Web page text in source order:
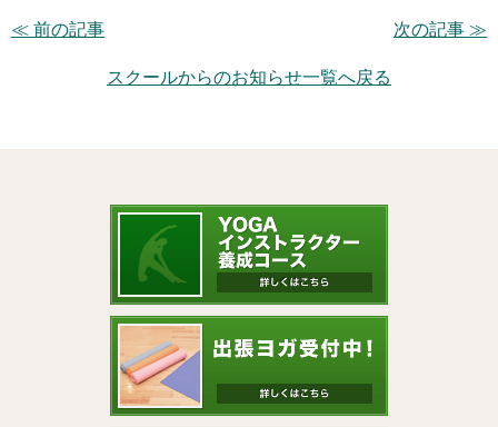
≪ 前の記事 次の記事 ≫
スクールからのお知らせ一覧へ戻る